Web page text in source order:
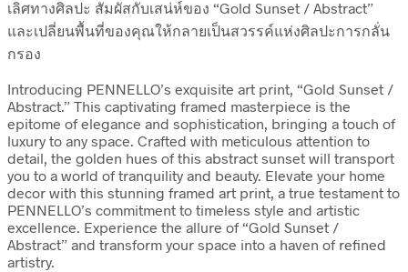
เลิศทางศิลปะ สัมผัสกับเสน่ห์ของ “Gold Sunset / Abstract”
และเปลี่ยนพื้นที่ของคุณให้กลายเป็นสวรรค์แห่งศิลปะการกลั่น
กรอง
Introducing PENNELLO’s exquisite art print, “Gold Sunset /
Abstract.” This captivating framed masterpiece is the
epitome of elegance and sophistication, bringing a touch of
luxury to any space. Crafted with meticulous attention to
detail, the golden hues of this abstract sunset will transport
you to a world of tranquility and beauty. Elevate your home
decor with this stunning framed art print, a true testament to
PENNELLO’s commitment to timeless style and artistic
excellence. Experience the allure of “Gold Sunset /
Abstract” and transform your space into a haven of refined
artistry.